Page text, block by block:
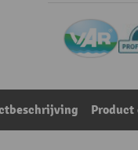
Product